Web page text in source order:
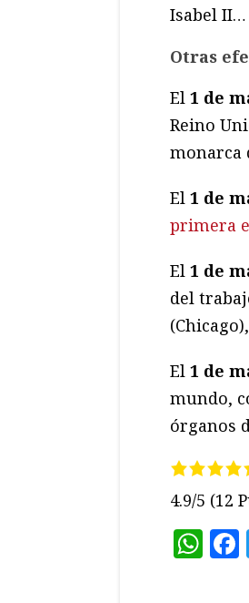
Isabel II…
Otras
El 1 de
Reino
monarca
El 1 de
primera
El 1 de
del
El 1 de
mundo,
órganos
4.9/5 (12